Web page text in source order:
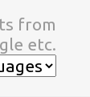
に移動
from
etc.